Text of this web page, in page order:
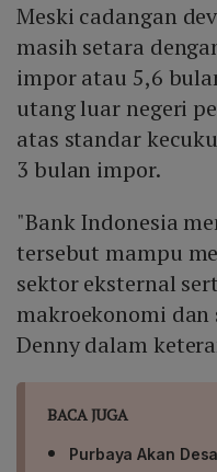
dan kredit perbankan
mengalami tekanan
Meski cadangan
masih setara
impor atau 5,6
utang luar negeri
atas standar
3 bulan impor.
"Bank Indonesia
tersebut mampu
sektor eksternal
makroekonomi
Denny dalam
BACA JUGA
Purbaya Akan